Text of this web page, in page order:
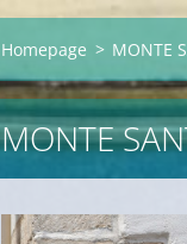
Homepage > MONTE
MONTE